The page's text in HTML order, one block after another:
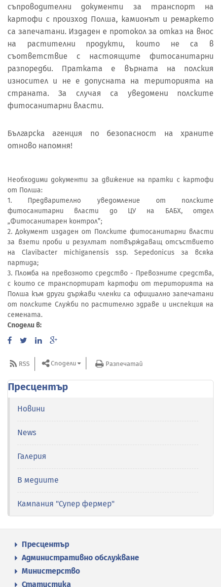
съпроводителни документи за транспорт на
картофи с произход Полша, камионът и ремаркето
са запечатани. Издаден е протокол за отказ на внос
на растителни продукти, които не са в
съответствие с настоящите фитосанитарни
разпоредби. Пратката е върната на полския
износител и не е допусната на територията на
страната. За случая са уведомени полските
фитосанитарни власти.
Българска агенция по безопасност на храните
отново напомня!
Необходими документи за движение на пратки с картофи
от Полша:
1. Предварително уведомление от полските
фитосанитарни власти до ЦУ на БАБХ, отдел
„Фитосанитарен контрол”;
2. Документ издаден от Полските фитосанитарни власти
за взети проби и резултат потвърждаващ отсъствието
на Clavibacter michiganensis ssp. Sepedonicus за всяка
партида;
3. Пломба на превозното средство - Превозните средства,
с които се транспортират картофи от територията на
Полша към други държави членки са официално запечатани
от полските Служби по растително здраве и инспекция на
семената.
Сподели в:
RSS Сподели Разпечатай
Пресцентър
Новини
News
Галерия
В медиите
Кампания "Супер фермер"
Пресцентър
Административно обслужване
Министерство
Статистика